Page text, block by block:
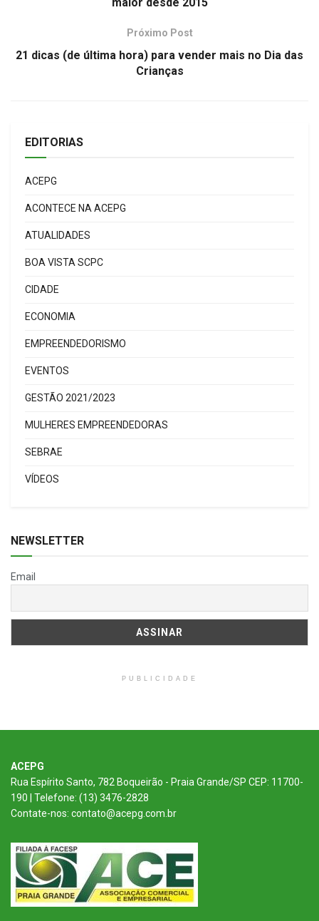
Próximo Post
21 dicas (de última hora) para vender mais no Dia das
Crianças
EDITORIAS
ACEPG
ACONTECE NA ACEPG
ATUALIDADES
BOA VISTA SCPC
CIDADE
ECONOMIA
EMPREENDEDORISMO
EVENTOS
GESTÃO 2021/2023
MULHERES EMPREENDEDORAS
SEBRAE
VÍDEOS
NEWSLETTER
Email
PUBLICIDADE
ACEPG
Rua Espírito Santo, 782 Boqueirão - Praia Grande/SP CEP: 11700-
190 | Telefone: (13) 3476-2828
Contate-nos: contato@acepg.com.br